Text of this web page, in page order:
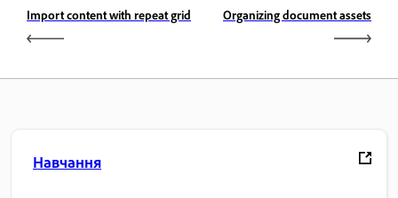
Import content with repeat grid Organizing document assets
Навчання